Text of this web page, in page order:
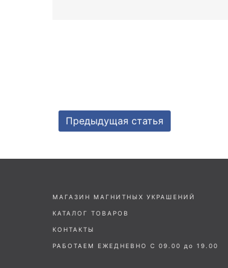
Предыдущая статья
МАГАЗИН МАГНИТНЫХ УКРАШЕНИЙ
КАТАЛОГ ТОВАРОВ
КОНТАКТЫ
РАБОТАЕМ ЕЖЕДНЕВНО С 09.00 до 19.00